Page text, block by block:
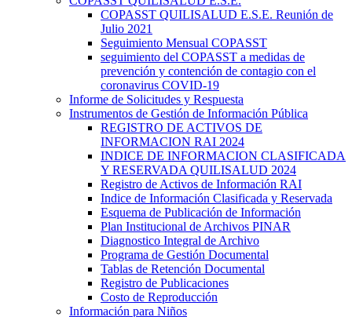
COPASST QUILISALUD E.S.E. Reunión de
Julio 2021
Seguimiento Mensual COPASST
seguimiento del COPASST a medidas de
prevención y contención de contagio con el
coronavirus COVID-19
Informe de Solicitudes y Respuesta
Instrumentos de Gestión de Información Pública
REGISTRO DE ACTIVOS DE
INFORMACION RAI 2024
INDICE DE INFORMACION CLASIFICADA
Y RESERVADA QUILISALUD 2024
Registro de Activos de Información RAI
Indice de Información Clasificada y Reservada
Esquema de Publicación de Información
Plan Institucional de Archivos PINAR
Diagnostico Integral de Archivo
Programa de Gestión Documental
Tablas de Retención Documental
Registro de Publicaciones
Costo de Reproducción
Información para Niños